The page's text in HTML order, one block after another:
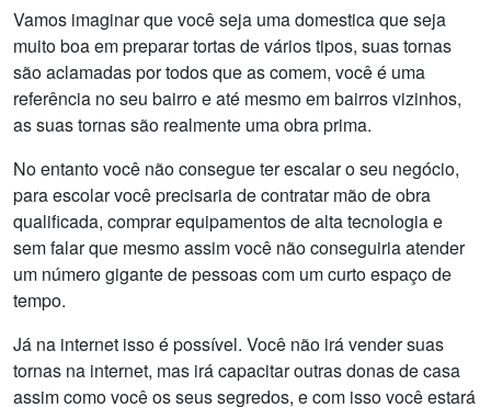
Vamos imaginar que você seja uma domestica que seja
muito boa em preparar tortas de vários tipos, suas tornas
são aclamadas por todos que as comem, você é uma
referência no seu bairro e até mesmo em bairros vizinhos,
as suas tornas são realmente uma obra prima.
No entanto você não consegue ter escalar o seu negócio,
para escolar você precisaria de contratar mão de obra
qualificada, comprar equipamentos de alta tecnologia e
sem falar que mesmo assim você não conseguiria atender
um número gigante de pessoas com um curto espaço de
tempo.
Já na internet isso é possível. Você não irá vender suas
tornas na internet, mas irá capacitar outras donas de casa
assim como você os seus segredos, e com isso você estará